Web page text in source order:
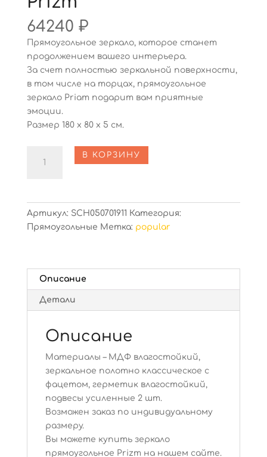
64240 ₽
Прямоугольное зеркало, которое станет
продолжением вашего интерьера.
За счет полностью зеркальной поверхности,
в том числе на торцах, прямоугольное
зеркало Priam подарит вам приятные
эмоции.
Размер 180 х 80 х 5 см.
Prizm
В КОРЗИНУ
Артикул: SCH050701911 Категория:
Прямоугольные Метка: popular
Описание
Детали
Описание
Материалы – МДФ влагостойкий,
зеркальное полотно классическое с
фацетом, герметик влагостойкий,
подвесы усиленные 2 шт.
Возможен заказ по индивидуальному
размеру.
Вы можете купить зеркало
прямоугольное Prizm на нашем сайте.